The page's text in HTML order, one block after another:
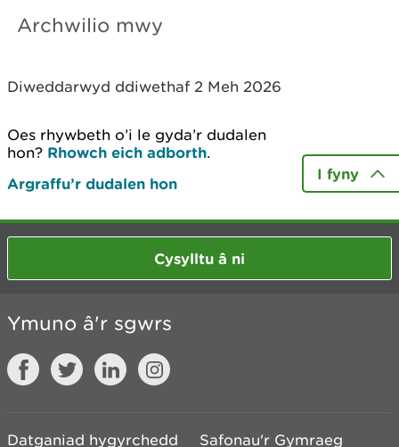
Archwilio mwy
Diweddarwyd ddiwethaf 2 Meh 2026
Oes rhywbeth o’i le gyda’r dudalen
hon? Rhowch eich adborth.
Argraffu’r dudalen hon
I fyny
Cysylltu â ni
Ymuno â'r sgwrs
Datganiad hygyrchedd Safonau'r Gymraeg